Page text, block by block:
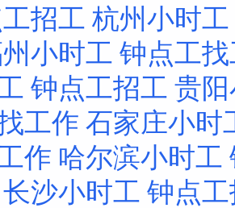
招工 杭州小时
小时工 钟点工
钟点工招工 贵
工作 石家庄小时
作 哈尔滨小时工
长沙小时工 钟点